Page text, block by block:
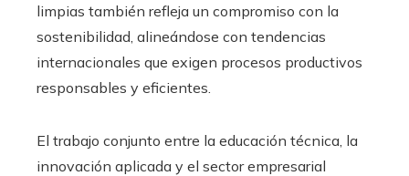
limpias también refleja un compromiso con la
sostenibilidad, alineándose con tendencias
internacionales que exigen procesos productivos
responsables y eficientes.
El trabajo conjunto entre la educación técnica, la
innovación aplicada y el sector empresarial